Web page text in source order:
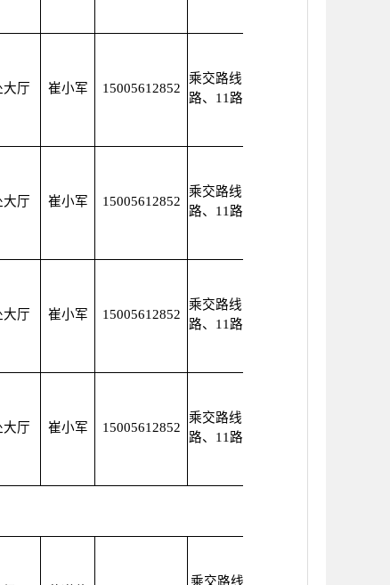
大厅 崔小军 15005612852
乘交路线：1路、8
路、11路、21路
大厅 崔小军 15005612852
乘交路线：1路、8
路、11路、21路
大厅 崔小军 15005612852
乘交路线：1路、8
路、11路、21路
大厅 崔小军 15005612852
乘交路线：1路、8
路、11路、21路
乘交路线：11路、15